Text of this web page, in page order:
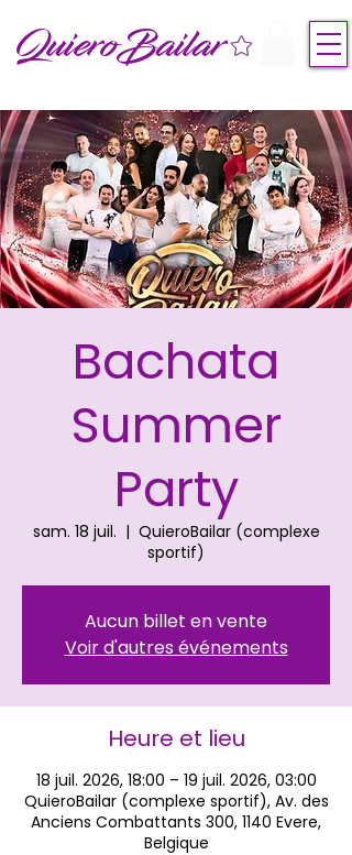
QuieroBailar
Bachata
Summer
Party
sam. 18 juil.
  |
QuieroBailar (complexe
sportif)
Aucun billet en vente
Voir d'autres événements
Heure et lieu
18 juil. 2026, 18:00 – 19 juil. 2026, 03:00
QuieroBailar (complexe sportif), Av. des
Anciens Combattants 300, 1140 Evere,
Belgique